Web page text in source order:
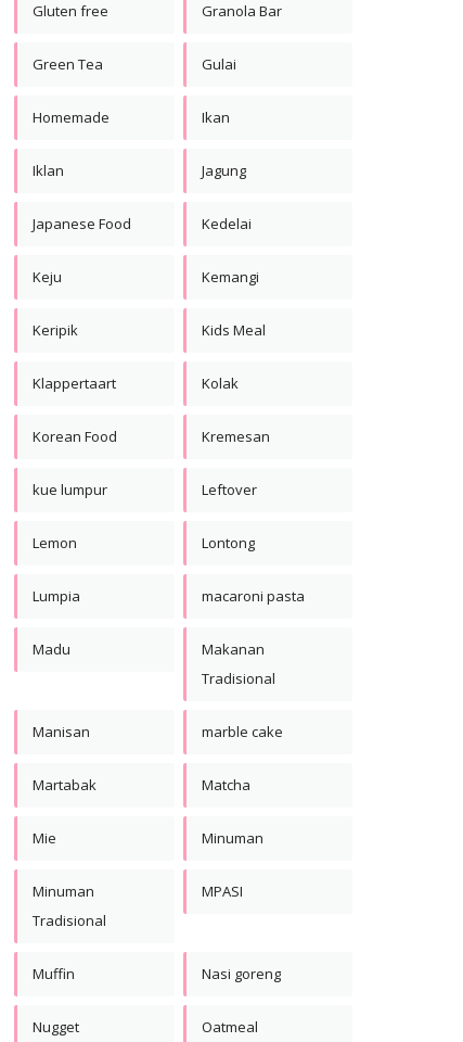
Gluten free Granola Bar
Green Tea Gulai
Homemade Ikan
Iklan Jagung
Japanese Food Kedelai
Keju Kemangi
Keripik Kids Meal
Klappertaart Kolak
Korean Food Kremesan
kue lumpur Leftover
Lemon Lontong
Lumpia macaroni pasta
Madu
Makanan
Tradisional
Manisan marble cake
Martabak Matcha
Mie Minuman
Minuman
Tradisional
MPASI
Muffin Nasi goreng
Nugget Oatmeal